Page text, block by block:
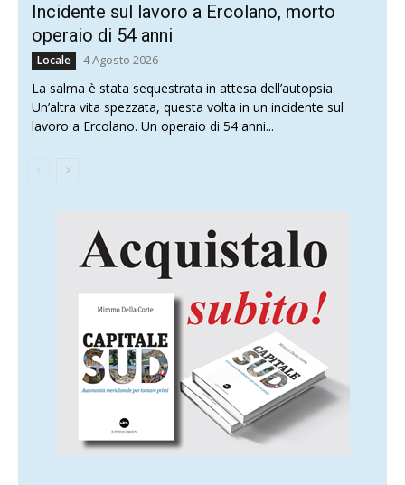
Incidente sul lavoro a Ercolano, morto
operaio di 54 anni
Locale 4 Agosto 2026
La salma è stata sequestrata in attesa dell’autopsia
Un’altra vita spezzata, questa volta in un incidente sul
lavoro a Ercolano. Un operaio di 54 anni...